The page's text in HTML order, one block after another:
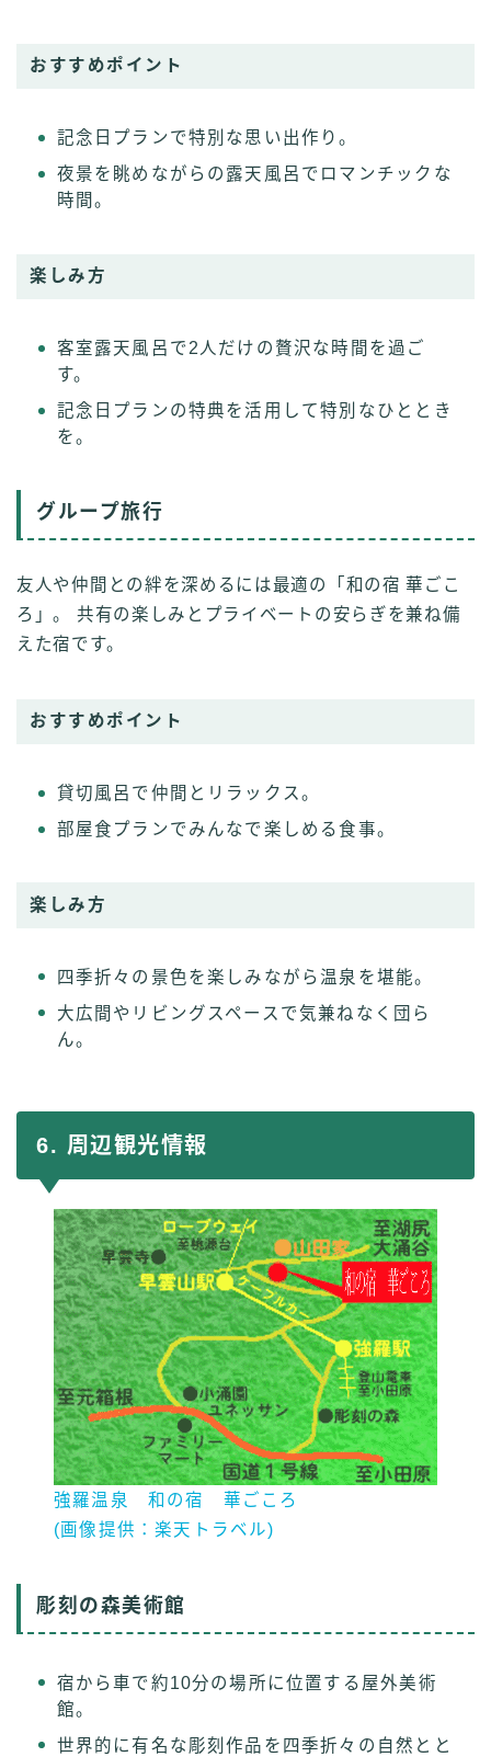
おすすめポイント
記念日プランで特別な思い出作り。
夜景を眺めながらの露天風呂でロマンチックな
時間。
楽しみ方
客室露天風呂で2人だけの贅沢な時間を過ご
す。
記念日プランの特典を活用して特別なひととき
を。
グループ旅行
友人や仲間との絆を深めるには最適の「和の宿 華ごこ
ろ」。 共有の楽しみとプライベートの安らぎを兼ね備
えた宿です。
おすすめポイント
貸切風呂で仲間とリラックス。
部屋食プランでみんなで楽しめる食事。
楽しみ方
四季折々の景色を楽しみながら温泉を堪能。
大広間やリビングスペースで気兼ねなく団ら
ん。
6. 周辺観光情報
強羅温泉 和の宿 華ごころ
(画像提供：楽天トラベル)
彫刻の森美術館
宿から車で約10分の場所に位置する屋外美術
館。
世界的に有名な彫刻作品を四季折々の自然とと